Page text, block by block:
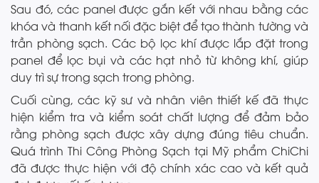
Sau đó, các panel được gắn kết với nhau bằng các
khóa và thanh kết nối đặc biệt để tạo thành tường và
trần phòng sạch. Các bộ lọc khí được lắp đặt trong
panel để lọc bụi và các hạt nhỏ từ không khí, giúp
duy trì sự trong sạch trong phòng.
Cuối cùng, các kỹ sư và nhân viên thiết kế đã thực
hiện kiểm tra và kiểm soát chất lượng để đảm bảo
rằng phòng sạch được xây dựng đúng tiêu chuẩn.
Quá trình Thi Công Phòng Sạch tại Mỹ phẩm ChiChi
đã được thực hiện với độ chính xác cao và kết quả